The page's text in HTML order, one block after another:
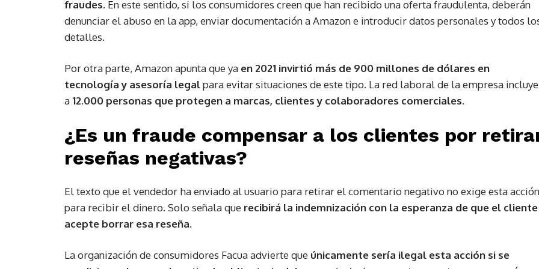
fraudes. En este sentido, si los consumidores creen que han recibido una oferta fraudulenta, deberán
denunciar el abuso en la app, enviar documentación a Amazon e introducir datos personales y todos
detalles.
Por otra parte, Amazon apunta que ya en 2021 invirtió más de 900 millones de dólares en
tecnología y asesoría legalpara evitar situaciones de este tipo. La red laboral de la empresa incluye
a12.000 personas que protegen a marcas, clientes y colaboradores comerciales.
¿Es un fraude compensar a los clientes por
reseñas negativas?
El texto que el vendedor ha enviado al usuario para retirar el comentario negativo no exige esta acción
para recibir el dinero. Solo señala que recibirá la indemnización con la esperanza de que el cliente
acepte borrar esa reseña.
La organización de consumidores Facua advierte que únicamente sería ilegal esta acción si se